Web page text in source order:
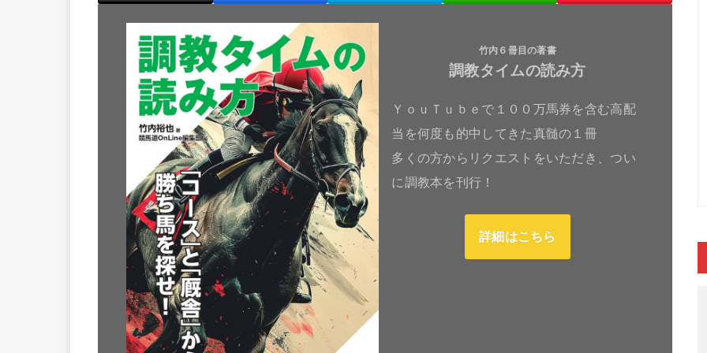
竹内６冊目の著書
調教タイムの読み方
ＹｏｕＴｕｂｅで１００万馬券を含む高配
当を何度も的中してきた真髄の１冊
多くの方からリクエストをいただき、つい
に調教本を刊行！
詳細はこちら